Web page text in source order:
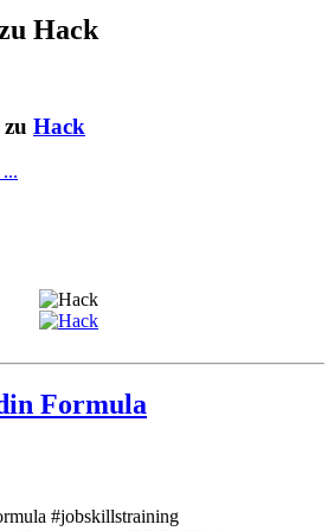
Hack
Hack
Formula
#jobskillstraining